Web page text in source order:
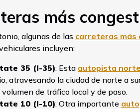
más
algunas de las carreteras más
incluyen:
35 (I-35): Esta autopista
atravesando la ciudad de norte a
volumen de tráfico local y de paso.
10 (I-10): Otra importante